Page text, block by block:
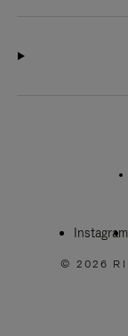
Instagram
© 2026